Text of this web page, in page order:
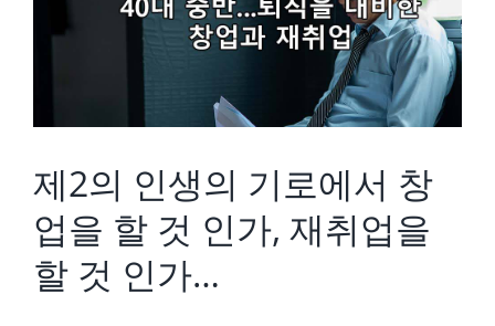
제2의 인생의 기로에서 창
업을 할 것 인가, 재취업을
할 것 인가…